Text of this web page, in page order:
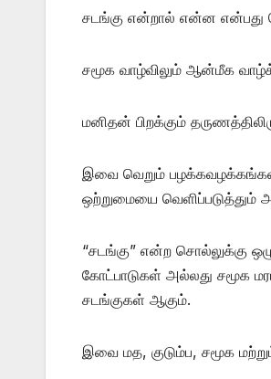
சடங்கு என்றால் என்ன என்பது
சமூக வாழ்விலும் ஆன்மீக
மனிதன் பிறக்கும்
இவை வெறும்
ஒற்றுமையை
“சடங்கு” என்ற சொல்லுக்கு
கோட்பாடுகள் அல்லது சமூக
சடங்குகள் ஆகும்.
இவை மத, குடும்ப, சமூக